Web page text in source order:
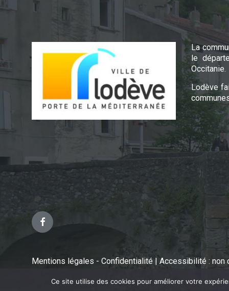
La
le
Occitanie.
Lodève
Facebook
Mentions légales - Confidentialité Accessibilité : non
Ce site utilise des cookies pour améliorer votre